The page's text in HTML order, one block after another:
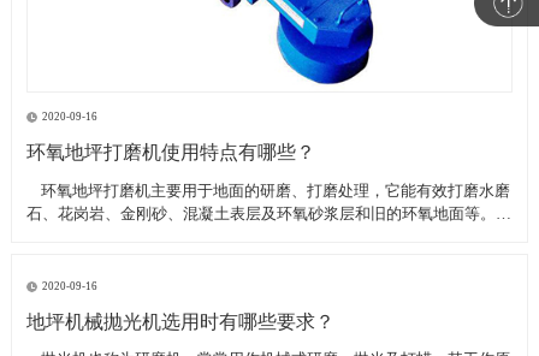
2020-09-16
环氧地坪打磨机使用特点有哪些？
​ 环氧地坪打磨机主要用于地面的研磨、打磨处理，它能有效打磨水磨
石、花岗岩、金刚砂、混凝土表层及环氧砂浆层和旧的环氧地面等。具
地坪工程处理的必备设
2020-09-16
地坪机械抛光机选用时有哪些要求？